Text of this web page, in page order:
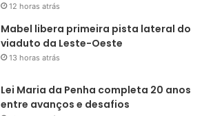
12 horas atrás
Mabel libera primeira pista lateral do
viaduto da Leste-Oeste
13 horas atrás
Lei Maria da Penha completa 20 anos
entre avanços e desafios